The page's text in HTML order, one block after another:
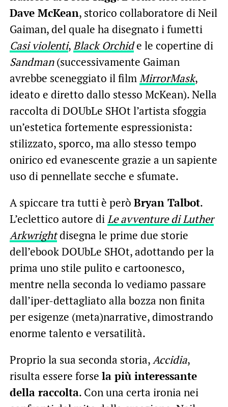
Dave McKean, storico collaboratore di Neil
Gaiman, del quale ha disegnato i fumetti
Casi violenti,Black Orchide le copertine di
Sandman(successivamente Gaiman
avrebbe sceneggiato il filmMirrorMask,
ideato e diretto dallo stesso McKean). Nella
raccolta di DOUbLe SHOt l’artista sfoggia
un’estetica fortemente espressionista:
stilizzato, sporco, ma allo stesso tempo
onirico ed evanescente grazie a un sapiente
uso di pennellate secche e sfumate.
A spiccare tra tutti è però Bryan Talbot.
L’eclettico autore diLe avventure di Luther
Arkwrightdisegna le prime due storie
dell’ebook DOUbLe SHOt, adottando per la
prima uno stile pulito e cartoonesco,
mentre nella seconda lo vediamo passare
dall’iper-dettagliato alla bozza non finita
per esigenze (meta)narrative, dimostrando
enorme talento e versatilità.
Proprio la sua seconda storia,Accidia,
risulta essere forse la più interessante
della raccolta. Con una certa ironia nei